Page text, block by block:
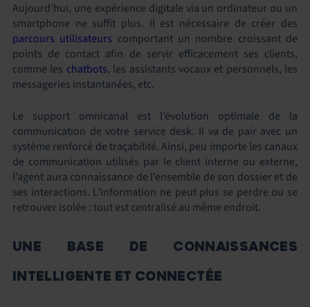
Aujourd’hui, une expérience digitale via un ordinateur ou un
smartphone ne suffit plus. Il est nécessaire de créer des
parcours utilisateurs comportant un nombre croissant de
points de contact afin de servir efficacement ses clients,
comme les chatbots, les assistants vocaux et personnels, les
messageries instantanées, etc.
Le support omnicanal est l’évolution optimale de la
communication de votre service desk. Il va de pair avec un
système renforcé de traçabilité. Ainsi, peu importe les canaux
de communication utilisés par le client interne ou externe,
l’agent aura connaissance de l’ensemble de son dossier et de
ses interactions. L’information ne peut plus se perdre ou se
retrouver isolée : tout est centralisé au même endroit.
UNE BASE DE CONNAISSANCES
INTELLIGENTE ET CONNECTÉE